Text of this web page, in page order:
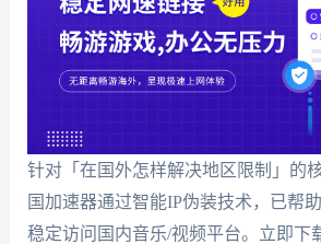
针对「在国外怎样解决地区限制」的
国加速器通过智能IP伪装技术，已帮
稳定访问国内音乐/视频平台。立即下